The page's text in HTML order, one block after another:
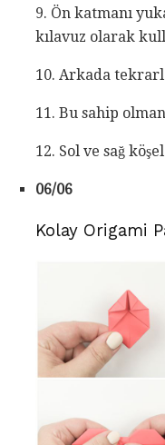
9. Ön katmanı
kılavuz olarak
10. Arkada
11. Bu sahip
12. Sol ve sağ
06/06
Kolay Origami